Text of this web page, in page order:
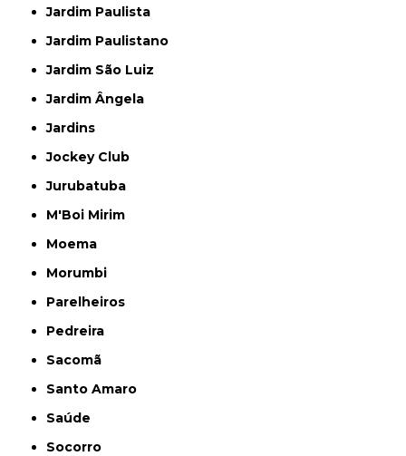
Jardim Paulista
Jardim Paulistano
Jardim São Luiz
Jardim Ângela
Jardins
Jockey Club
Jurubatuba
M'Boi Mirim
Moema
Morumbi
Parelheiros
Pedreira
Sacomã
Santo Amaro
Saúde
Socorro